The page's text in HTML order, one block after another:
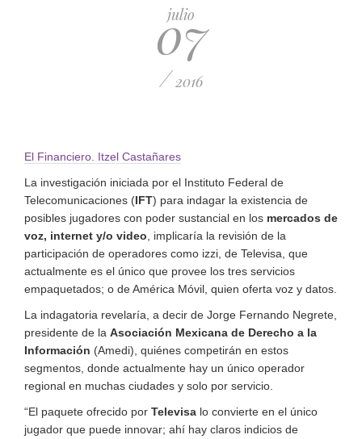
julio
07
/ 2016
El Financiero. Itzel Castañares
La investigación iniciada por el Instituto Federal de
Telecomunicaciones (IFT) para indagar la existencia de
posibles jugadores con poder sustancial en los mercados de
voz, internet y/o video , implicaría la revisión de la
participación de operadores como izzi, de Televisa, que
actualmente es el único que provee los tres servicios
empaquetados; o de América Móvil, quien oferta voz y datos.
La indagatoria revelaría, a decir de Jorge Fernando Negrete,
presidente de la Asociación Mexicana de Derecho a la
Información (Amedi), quiénes competirán en estos
segmentos, donde actualmente hay un único operador
regional en muchas ciudades y solo por servicio.
“El paquete ofrecido por Televisa lo convierte en el único
jugador que puede innovar; ahí hay claros indicios de